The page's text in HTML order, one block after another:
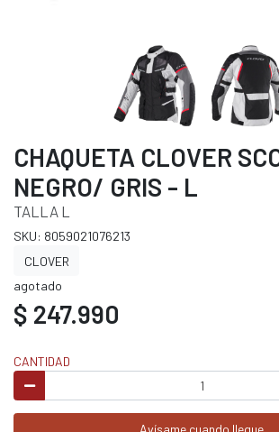
CHAQUETA CLOVER
NEGRO/ GRIS - L
TALLA L
SKU: 8059021076213
CLOVER
agotado
$ 247.990
CANTIDAD
Avísame cuando llegue